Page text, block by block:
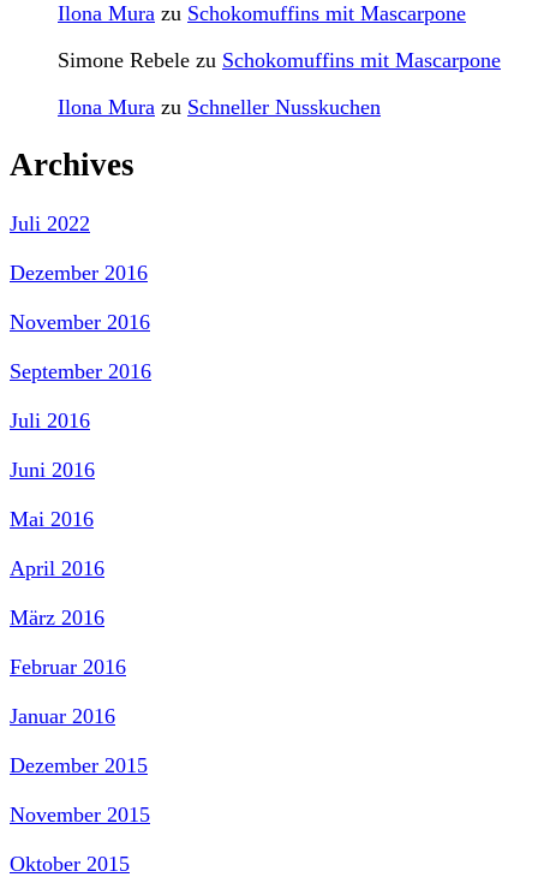
Ilona Mura zu Schokomuffins mit Mascarpone
Simone Rebele zu Schokomuffins mit Mascarpone
Ilona Mura zu Schneller Nusskuchen
Archives
Juli 2022
Dezember 2016
November 2016
September 2016
Juli 2016
Juni 2016
Mai 2016
April 2016
März 2016
Februar 2016
Januar 2016
Dezember 2015
November 2015
Oktober 2015